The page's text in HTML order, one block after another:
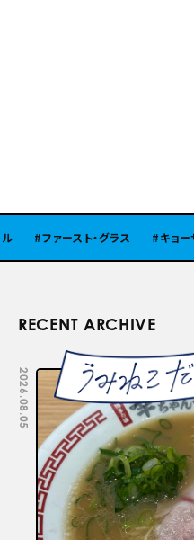
ファースト・グラス キョーサク
RECENT ARCHIVE
2026.08.05